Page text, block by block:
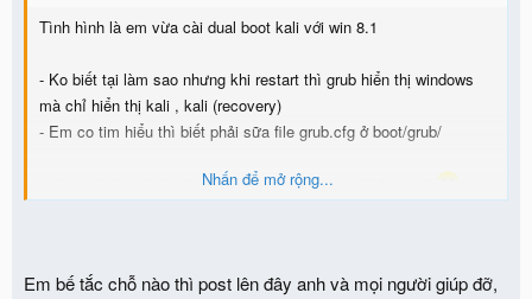
Tình hình là em vừa cài dual boot kali với win 8.1
- Ko biết tại làm sao nhưng khi restart thì grub hiển thị windows
mà chỉ hiển thị kali , kali (recovery)
- Em co tim hiểu thì biết phải sữa file grub.cfg ở boot/grub/
- các anh nào rành có thể hướng dẫn em được không ạ ?
Nhấn để mở rộng...
Em bế tắc chỗ nào thì post lên đây anh và mọi người giúp đỡ,